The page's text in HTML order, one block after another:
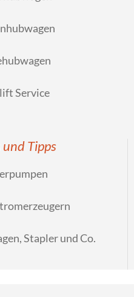
Service
Tipps
Stapler und Co.